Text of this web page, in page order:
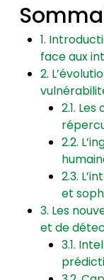
1.
face aux
2.
2.1.
2.2.
2.3.
et
3. Les
et de
3.1.